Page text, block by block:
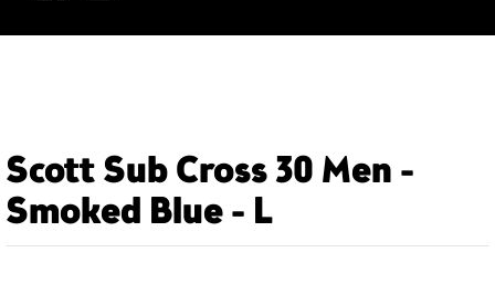
Scott Sub Cross 30 Men -
Smoked Blue - L